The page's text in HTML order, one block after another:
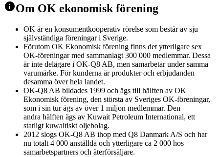
infoOm OK ekonomisk förening
OK är en konsumentkooperativ rörelse som består av sju
självständiga föreningar i Sverige.
Förutom OK Ekonomisk förening finns det ytterligare sex
OK-föreningar med sammanlagt 300 000 medlemmar. Dessa
är inte delägare i OK-Q8 AB, men samarbetar under samma
varumärke. För kunderna är produkter och erbjudanden
desamma över hela landet.
OK-Q8 AB bildades 1999 och ägs till hälften av OK
Ekonomisk förening, den största av Sveriges OK-föreningar,
som i sin tur ägs av över 1 miljon medlemmar. Den
andra hälften ägs av Kuwait Petroleum International, ett
statligt kuwaitiskt oljebolag.
2012 slogs OK-Q8 AB ihop med Q8 Danmark A/S och har
nu totalt 4 000 anställda och ytterligare ca 2 000 hos
samarbetspartners och återförsäljare.